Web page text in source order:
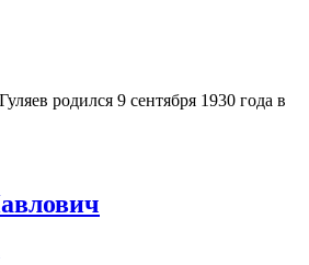
родился 9 сентября 1930 года в